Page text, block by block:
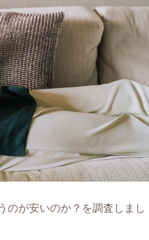
のが安いのか？を調査しまし